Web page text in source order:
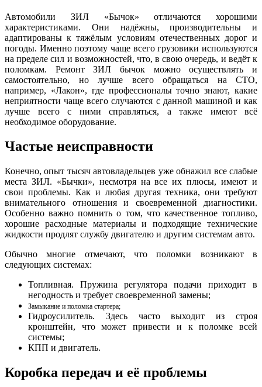
Автомобили ЗИЛ «Бычок» отличаются хорошими
характеристиками. Они надёжны, производительны и
адаптированы к тяжёлым условиям отечественных дорог и
погоды. Именно поэтому чаще всего грузовики используются
на пределе сил и возможностей, что, в свою очередь, и ведёт к
поломкам. Ремонт ЗИЛ бычок можно осуществлять и
самостоятельно, но лучше всего обращаться на СТО,
например, «Лакон», где профессионалы точно знают, какие
неприятности чаще всего случаются с данной машиной и как
лучше всего с ними справляться, а также имеют всё
необходимое оборудование.
Частые неисправности
Конечно, опыт тысяч автовладельцев уже обнажил все слабые
места ЗИЛ. «Бычки», несмотря на все их плюсы, имеют и
свои проблемы. Как и любая другая техника, они требуют
внимательного отношения и своевременной диагностики.
Особенно важно помнить о том, что качественное топливо,
хорошие расходные материалы и подходящие технические
жидкости продлят службу двигателю и другим системам авто.
Обычно многие отмечают, что поломки возникают в
следующих системах:
Топливная. Пружина регулятора подачи приходит в
негодность и требует своевременной замены;
Замыкание и поломка стартера;
Гидроусилитель. Здесь часто выходит из строя
кронштейн, что может привести и к поломке всей
системы;
КПП и двигатель.
Коробка передач и её проблемы